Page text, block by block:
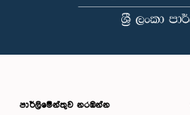
පාර්ලි‌මේන්තුව නරඹන්න